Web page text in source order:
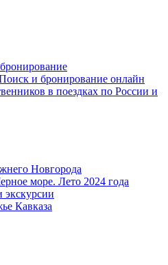
и бронирование онлайн
в поездках по России и
Новгорода
море. Лето 2024 года
экскурсии
Кавказа